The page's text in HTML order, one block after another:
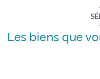
Les biens que